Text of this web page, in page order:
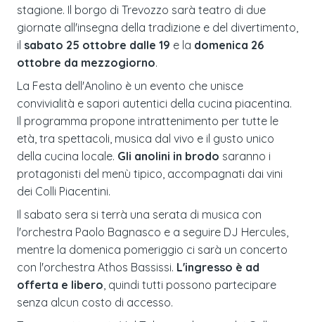
stagione. Il borgo di Trevozzo sarà teatro di due
giornate all'insegna della tradizione e del divertimento,
il sabato 25 ottobre dalle 19 e la domenica 26
ottobre da mezzogiorno.
La Festa dell'Anolino è un evento che unisce
convivialità e sapori autentici della cucina piacentina.
Il programma propone intrattenimento per tutte le
età, tra spettacoli, musica dal vivo e il gusto unico
della cucina locale. Gli anolini in brodo saranno i
protagonisti del menù tipico, accompagnati dai vini
dei Colli Piacentini.
Il sabato sera si terrà una serata di musica con
l'orchestra Paolo Bagnasco e a seguire DJ Hercules,
mentre la domenica pomeriggio ci sarà un concerto
con l'orchestra Athos Bassissi. L'ingresso è ad
offerta e libero , quindi tutti possono partecipare
senza alcun costo di accesso.